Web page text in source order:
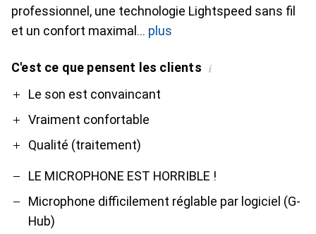
professionnel, une technologie Lightspeed sans fil
et un confort maximal
plus
C'est ce que pensent les clients i
ProLe son est convaincant
Vraiment confortable
Qualité (traitement)
Contre
LE MICROPHONE EST HORRIBLE !
Microphone difficilement réglable par logiciel (G-
Hub)